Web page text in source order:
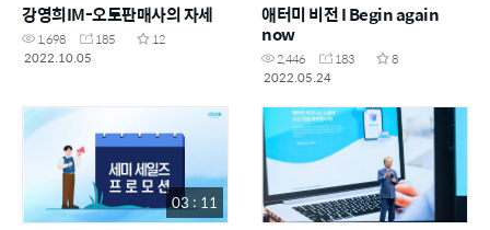
강영희IM-오토판매사의 자세
1,698 185
12
2022.10.05
애터미 비전 I Begin again
now
2,446 183
8
2022.05.24
03 : 11